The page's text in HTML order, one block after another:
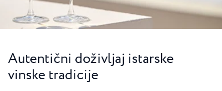
Plaže
Plava Laguna Sport
Marine
Gastronomija
Novosti
Kontakt
Autentični doživljaj istarske
vinske tradicije